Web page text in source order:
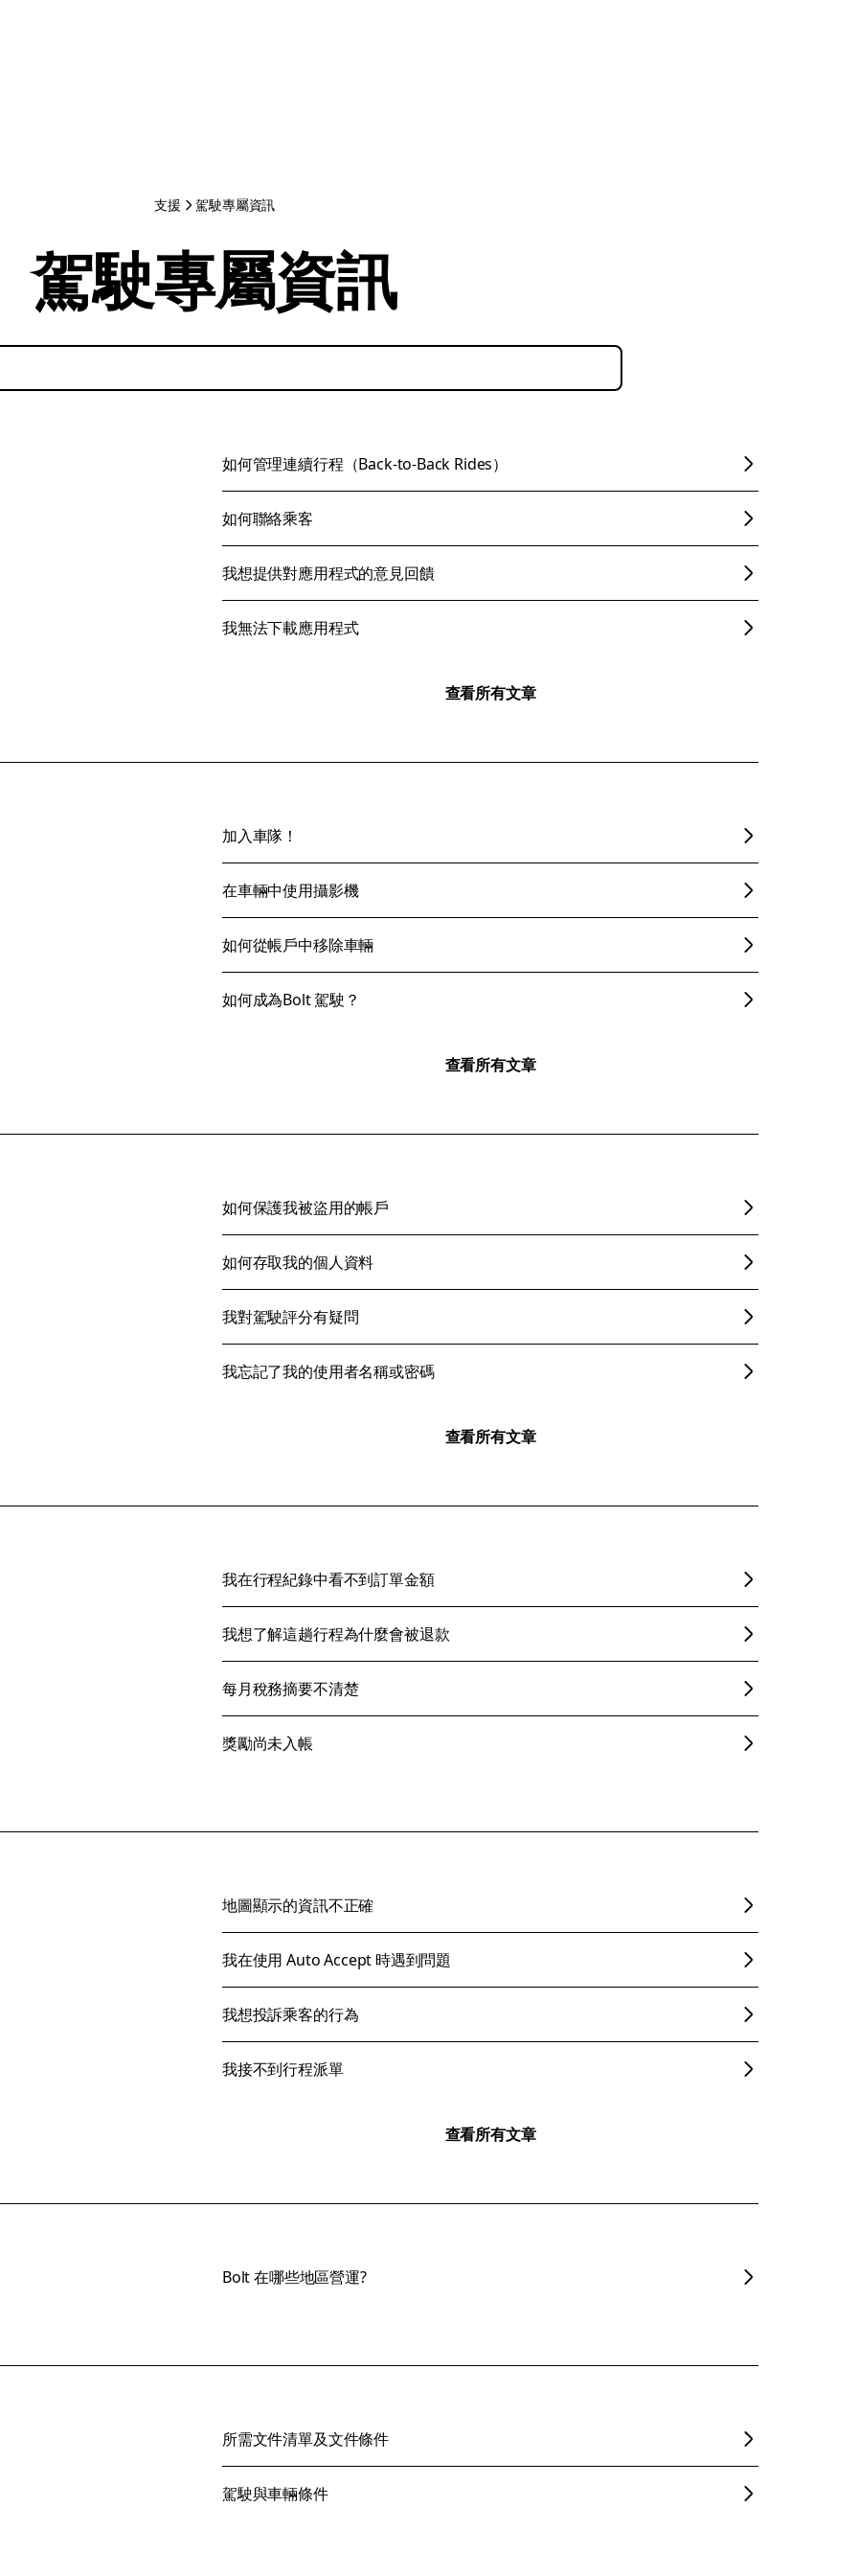
支援 駕駛專屬資訊
駕駛專屬資訊
如何管理連續行程（Back-to-Back Rides）
如何聯絡乘客
我想提供對應用程式的意見回饋
我無法下載應用程式
查看所有文章
加入車隊！
在車輛中使用攝影機
如何從帳戶中移除車輛
如何成為Bolt 駕駛？
查看所有文章
如何保護我被盜用的帳戶
如何存取我的個人資料
我對駕駛評分有疑問
我忘記了我的使用者名稱或密碼
查看所有文章
我在行程紀錄中看不到訂單金額
我想了解這趟行程為什麼會被退款
每月稅務摘要不清楚
獎勵尚未入帳
地圖顯示的資訊不正確
我在使用 Auto Accept 時遇到問題
我想投訴乘客的行為
我接不到行程派單
查看所有文章
Bolt 在哪些地區營運?
所需文件清單及文件條件
駕駛與車輛條件